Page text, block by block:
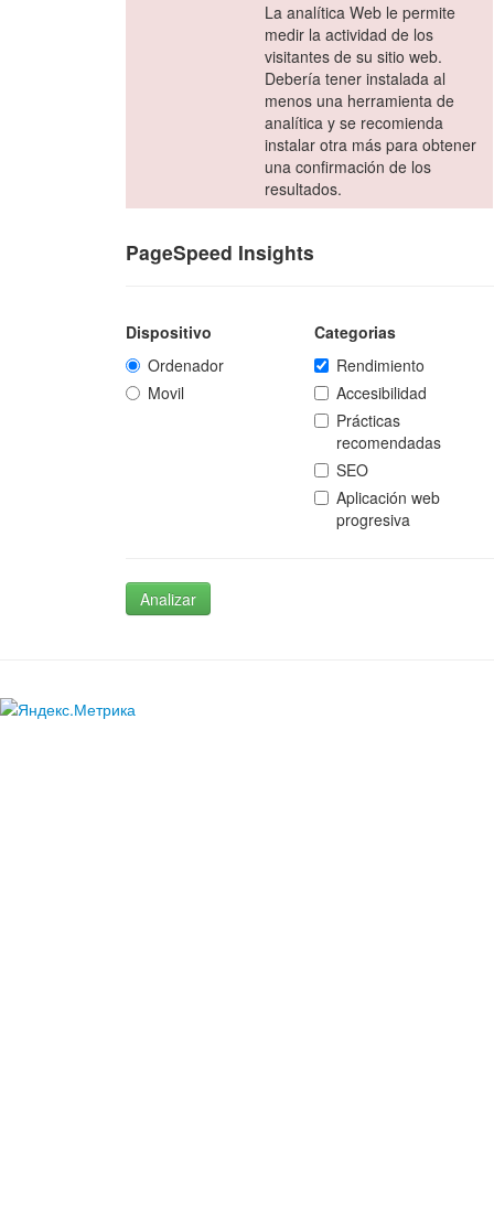
La analítica Web le permite
medir la actividad de los
visitantes de su sitio web.
Debería tener instalada al
menos una herramienta de
analítica y se recomienda
instalar otra más para obtener
una confirmación de los
resultados.
PageSpeed Insights
Dispositivo
Ordenador
Movil
Categorias
Rendimiento
Accesibilidad
Prácticas
recomendadas
SEO
Aplicación web
progresiva
Analizar